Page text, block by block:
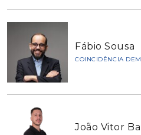
Fábio Sousa
COINCIDÊNCIA
João Vitor